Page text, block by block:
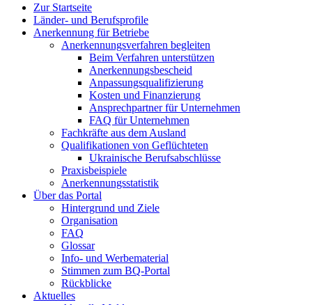
Zur Startseite
Länder- und Berufsprofile
Anerkennung für Betriebe
Anerkennungsverfahren begleiten
Beim Verfahren unterstützen
Anerkennungsbescheid
Anpassungsqualifizierung
Kosten und Finanzierung
Ansprechpartner für Unternehmen
FAQ für Unternehmen
Fachkräfte aus dem Ausland
Qualifikationen von Geflüchteten
Ukrainische Berufsabschlüsse
Praxisbeispiele
Anerkennungsstatistik
Über das Portal
Hintergrund und Ziele
Organisation
FAQ
Glossar
Info- und Werbematerial
Stimmen zum BQ-Portal
Rückblicke
Aktuelles